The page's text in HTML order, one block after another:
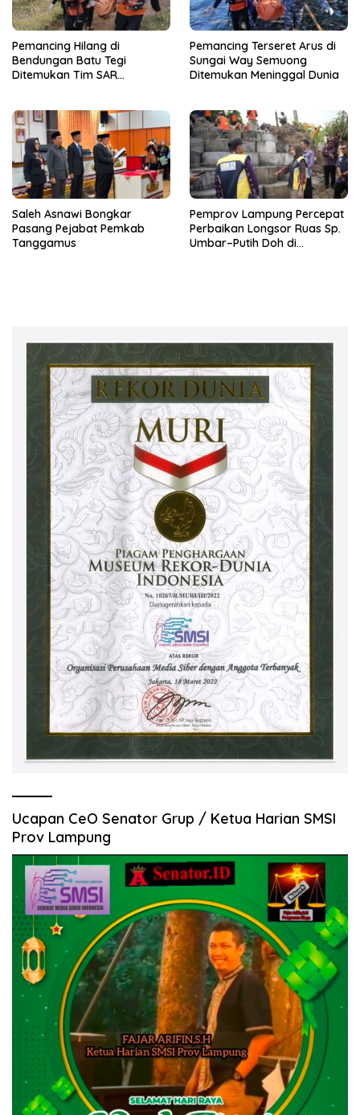
Pemancing Hilang di
Bendungan Batu Tegi
Ditemukan Tim SAR
Pemancing Terseret Arus di
Sungai Way Semuong
Ditemukan Meninggal Dunia
Saleh Asnawi Bongkar
Pasang Pejabat Pemkab
Tanggamus
Pemprov Lampung Percepat
Perbaikan Longsor Ruas Sp.
Umbar–Putih Doh di
Ucapan CeO Senator Grup / Ketua Harian SMSI
Prov Lampung